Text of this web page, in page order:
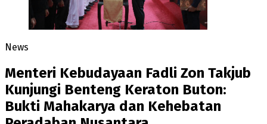
News
Menteri Kebudayaan Fadli Zon Takjub
Kunjungi Benteng Keraton Buton:
Bukti Mahakarya dan Kehebatan